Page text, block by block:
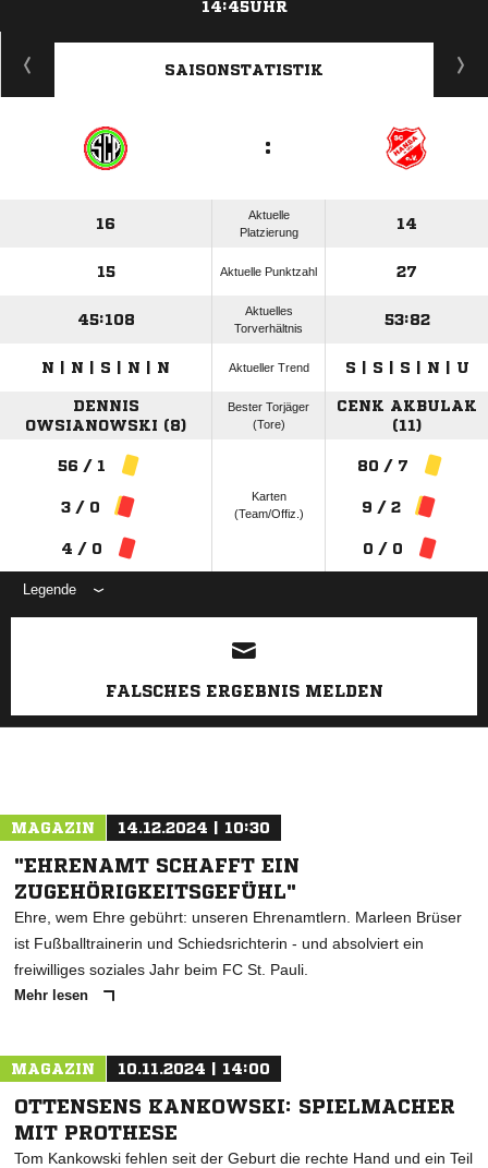
14:45UHR
ANZEIGE
SAISONSTATISTIK
:
16
Aktuelle
Platzierung
14
15 Aktuelle Punktzahl 27
45:108
Aktuelles
Torverhältnis
53:82
N | N | S | N | N Aktueller Trend S | S | S | N | U
DENNIS
OWSIANOWSKI (8)
Bester Torjäger
(Tore)
CENK AKBULAK
(11)
56 / 1
3 / 0
4 / 0
Karten
(Team/Offiz.)
80 / 7
9 / 2
0 / 0
Legende
ANZEIGE
FALSCHES ERGEBNIS MELDEN
MAGAZIN 14.12.2024 | 10:30
"EHRENAMT SCHAFFT EIN
ZUGEHÖRIGKEITSGEFÜHL"
Ehre, wem Ehre gebührt: unseren Ehrenamtlern. Marleen Brüser
ist Fußballtrainerin und Schiedsrichterin - und absolviert ein
freiwilliges soziales Jahr beim FC St. Pauli.
Mehr lesen
MAGAZIN 10.11.2024 | 14:00
OTTENSENS KANKOWSKI: SPIELMACHER
MIT PROTHESE
Tom Kankowski fehlen seit der Geburt die rechte Hand und ein Teil